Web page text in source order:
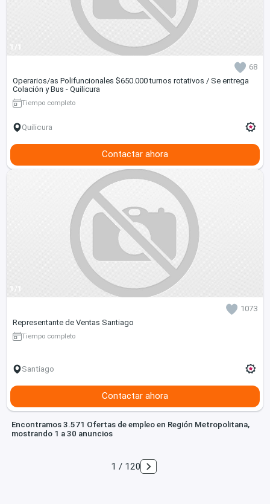
1/1
68
Operarios/as Polifuncionales $650.000 turnos rotativos / Se entrega
Colación y Bus - Quilicura
Tiempo completo
Quilicura
Contactar ahora
1/1
1073
Representante de Ventas Santiago
Tiempo completo
Santiago
Contactar ahora
Encontramos 3.571 Ofertas de empleo en Región Metropolitana,
mostrando 1 a 30 anuncios
1 / 120